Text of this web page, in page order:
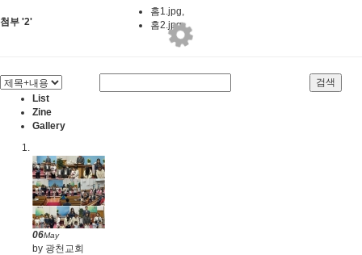
첨부 '2'
홈1.jpg,
홈2.jpg,
검색
List
Zine
Gallery
06May
by 광천교회